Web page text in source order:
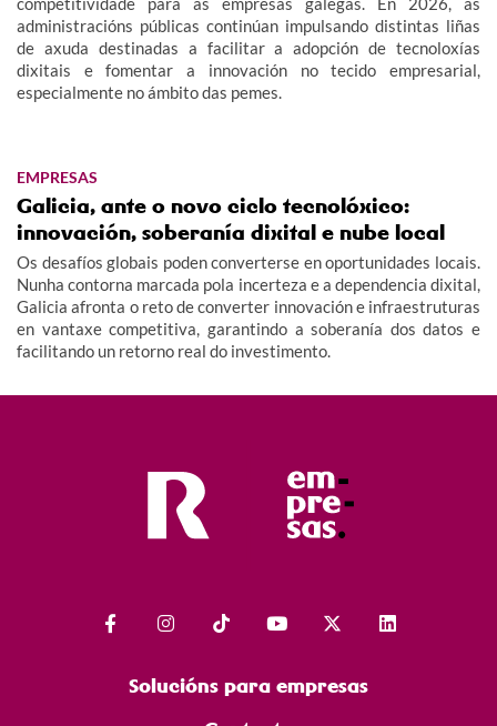
administracións públicas continúan impulsando distintas liñas
de axuda destinadas a facilitar a adopción de tecnoloxías
dixitais e fomentar a innovación no tecido empresarial,
especialmente no ámbito das pemes.
EMPRESAS
Galicia, ante o novo ciclo tecnolóxico:
innovación, soberanía dixital e nube local
Os desafíos globais poden converterse en oportunidades locais.
Nunha contorna marcada pola incerteza e a dependencia dixital,
Galicia afronta o reto de converter innovación e infraestruturas
en vantaxe competitiva, garantindo a soberanía dos datos e
facilitando un retorno real do investimento.
Solucións para empresas